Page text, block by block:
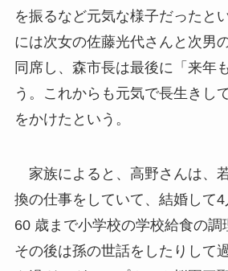
を振るなど元気な様子だったと
には次女の佐藤光代さんと次男
同席し、森市長は最後に「来年
う。これからも元気で長生きし
をかけたという。
家族によると、高野さんは、
換の仕事をしていて、結婚して4
60 歳まで小学校の学校給食の調
その後は孫の世話をしたりして